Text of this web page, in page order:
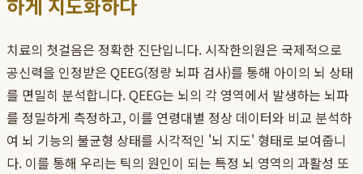
치료의 첫걸음은 정확한 진단입니다. 시작한의원은 국제적으로
공신력을 인정받은 QEEG(정량 뇌파 검사)를 통해 아이의 뇌 상태
를 면밀히 분석합니다. QEEG는 뇌의 각 영역에서 발생하는 뇌파
를 정밀하게 측정하고, 이를 연령대별 정상 데이터와 비교 분석하
여 뇌 기능의 불균형 상태를 시각적인 '뇌 지도' 형태로 보여줍니
다. 이를 통해 우리는 틱의 원인이 되는 특정 뇌 영역의 과활성 또